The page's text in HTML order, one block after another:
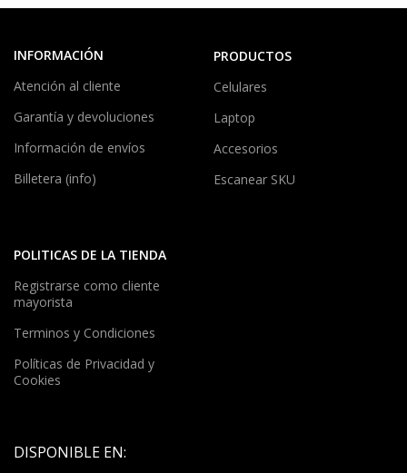
INFORMACIÓN
Atención al cliente
Garantía y devoluciones
Información de envíos
Billetera (info)
PRODUCTOS
Celulares
Laptop
Accesorios
Escanear SKU
POLITICAS DE LA TIENDA
Registrarse como cliente
mayorista
Terminos y Condiciones
Políticas de Privacidad y
Cookies
DISPONIBLE EN: